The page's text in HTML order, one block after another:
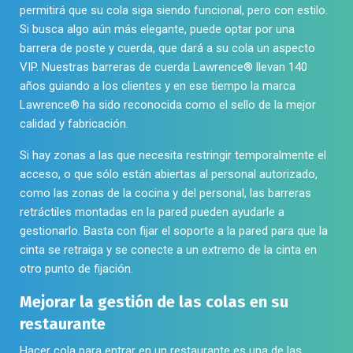
múltiples
variantes.
Las
opciones
se
pueden
elegir
la
página
de
producto
tiene
múltiples
variantes.
Las
opciones
se
pueden
elegir
en
la
página
de
producto
Ver el producto
Envío al día siguiente
Tensabarrier® 885 Poste separador de